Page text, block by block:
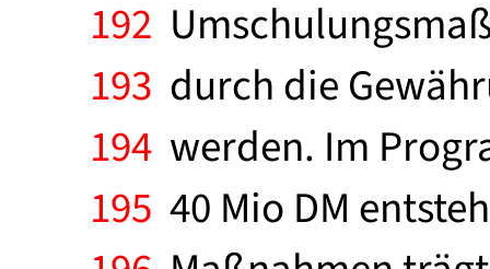
192
193 durch die
194 werden. Im
195 40 Mio DM